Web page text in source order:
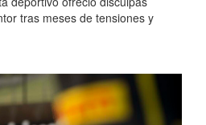
tras meses de tensiones y